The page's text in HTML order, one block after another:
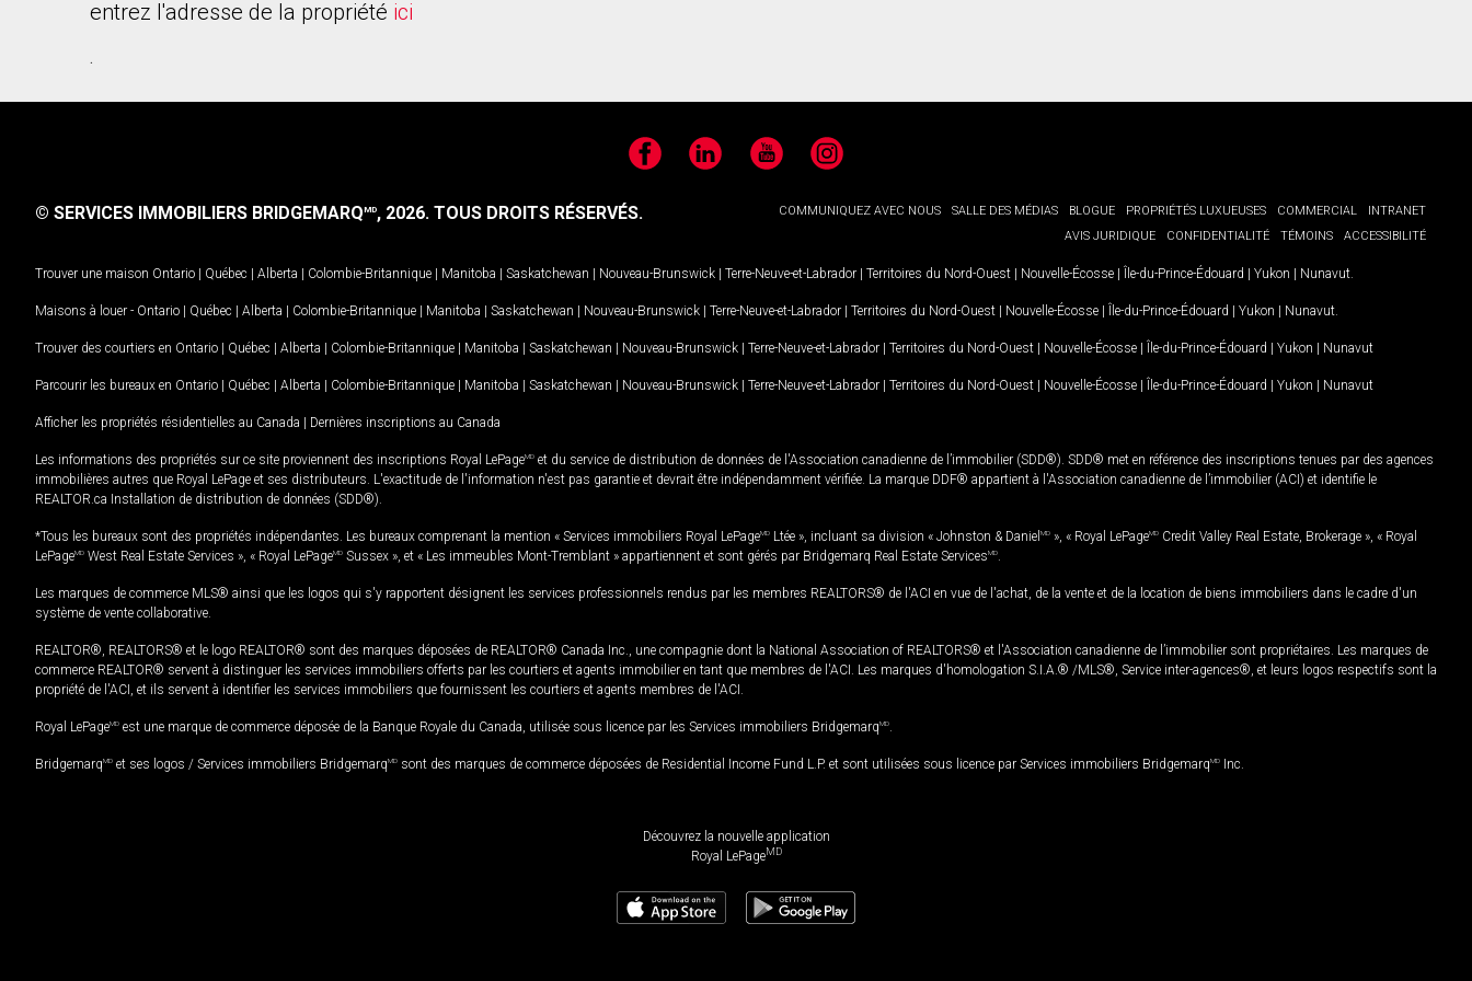
entrez l'adresse de la propriété ici
.
FacebookLinkedIn YouTubeInstagram
COMMUNIQUEZ AVEC NOUS SALLE DES MÉDIAS BLOGUE PROPRIÉTÉS LUXUEUSES COMMERCIAL
INTRANET
AVIS JURIDIQUE
CONFIDENTIALITÉ TÉMOINS ACCESSIBILITÉ
© SERVICES IMMOBILIERS BRIDGEMARQMD, 2026. TOUS DROITS RÉSERVÉS.
Trouver une maison Ontario | Québec | Alberta | Colombie-Britannique | Manitoba | Saskatchewan | Nouveau-Brunswick | Terre-Neuve-et-Labrador | Territoires du Nord-Ouest | Nouvelle-Écosse | Île-du-Prince-Édouard | Yukon | Nunavut
Maisons à louer - Ontario | Québec | Alberta | Colombie-Britannique | Manitoba | Saskatchewan | Nouveau-Brunswick | Terre-Neuve-et-Labrador | Territoires du Nord-Ouest | Nouvelle-Écosse | Île-du-Prince-Édouard | Yukon | Nunavut
Trouver des courtiers en Ontario | Québec | Alberta | Colombie-Britannique | Manitoba | Saskatchewan | Nouveau-Brunswick | Terre-Neuve-et-Labrador | Territoires du Nord-Ouest | Nouvelle-Écosse | Île-du-Prince-Édouard | Yukon | Nunavut
Parcourir les bureaux en Ontario | Québec | Alberta | Colombie-Britannique | Manitoba | Saskatchewan | Nouveau-Brunswick | Terre-Neuve-et-Labrador | Territoires du Nord-Ouest | Nouvelle-Écosse | Île-du-Prince-Édouard | Yukon | Nunavut
Afficher les propriétés résidentielles au Canada | Dernières inscriptions au Canada
Les informations des propriétés sur ce site proviennent des inscriptions Royal LePageMD et du service de distribution de données de l'Association canadienne de l’immobilier (SDD®). SDD® met en référence des inscriptions tenues par des agences
immobilières autres que Royal LePage et ses distributeurs. L'exactitude de l'information n'est pas garantie et devrait être indépendamment vérifiée. La marque DDF® appartient à l'Association canadienne de l’immobilier (ACI) et identifie le
REALTOR.ca Installation de distribution de données (SDD®).
*Tous les bureaux sont des propriétés indépendantes. Les bureaux comprenant la mention « Services immobiliers Royal LePageMD Ltée », incluant sa division « Johnston & Daniel MD », « Royal LePageMD Credit Valley Real Estate, Brokerage », « Royal
LePageMD West Real Estate Services », « Royal LePageMD Sussex », et « Les immeubles Mont-Tremblant » appartiennent et sont gérés par Bridgemarq Real Estate ServicesMD
Les marques de commerce MLS® ainsi que les logos qui s'y rapportent désignent les services professionnels rendus par les membres REALTORS® de l'ACI en vue de l'achat, de la vente et de la location de biens immobiliers dans le cadre d'un
système de vente collaborative.
REALTOR®, REALTORS® et le logo REALTOR® sont des marques déposées de REALTOR® Canada Inc., une compagnie dont la National Association of REALTORS® et l'Association canadienne de l’immobilier sont propriétaires. Les marques de
commerce REALTOR® servent à distinguer les services immobiliers offerts par les courtiers et agents immobilier en tant que membres de l'ACI. Les marques d'homologation S.I.A.® /MLS®, Service inter-agences®, et leurs logos respectifs sont la
propriété de l'ACI, et ils servent à identifier les services immobiliers que fournissent les courtiers et agents membres de l'ACI.
Royal LePageMD est une marque de commerce déposée de la Banque Royale du Canada, utilisée sous licence par les Services immobiliers BridgemarqMD
BridgemarqMD et ses logos / Services immobiliers BridgemarqMD sont des marques de commerce déposées de Residential Income Fund L.P. et sont utilisées sous licence par Services immobiliers BridgemarqMD Inc.
Découvrez la nouvelle application
Royal LePageMD